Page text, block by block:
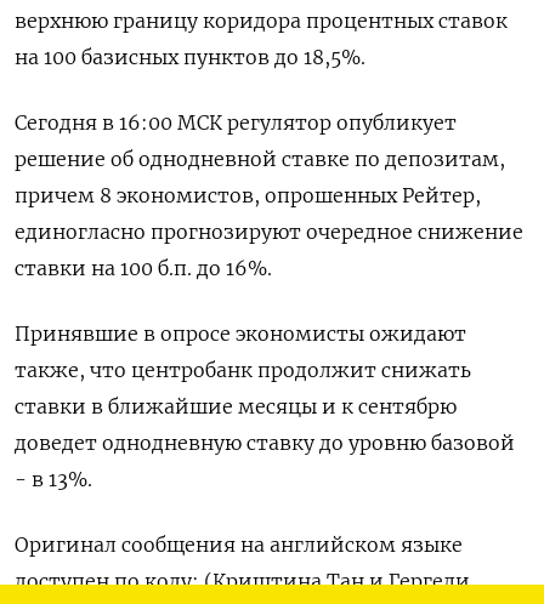
верхнюю границу коридора процентных ставок
на 100 базисных пунктов до 18,5%.
Сегодня в 16:00 МСК регулятор опубликует
решение об однодневной ставке по депозитам,
причем 8 экономистов, опрошенных Рейтер,
единогласно прогнозируют очередное снижение
ставки на 100 б.п. до 16%.
Принявшие в опросе экономисты ожидают
также, что центробанк продолжит снижать
ставки в ближайшие месяцы и к сентябрю
доведет однодневную ставку до уровню базовой
- в 13%.
Оригинал сообщения на английском языке
доступен по коду: (Криштина Тан и Гергели